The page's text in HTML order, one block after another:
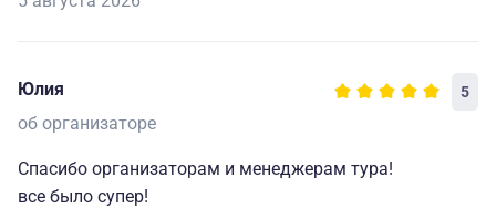
Юлия 5
об организаторе
Спасибо организаторам и менеджерам тура!
все было супер!